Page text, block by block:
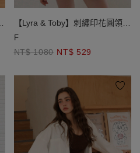
【Lyra & Toby】刺繡印花圓領長
袖寬版大學 TEE
F
NT$ 1080 NT$ 529